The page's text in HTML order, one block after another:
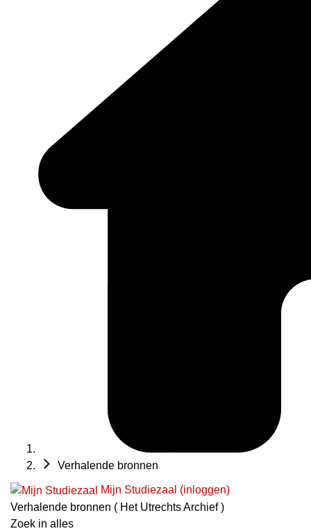
Verhalende bronnen
Mijn Studiezaal (inloggen)
Verhalende bronnen ( Het Utrechts Archief )
Zoek in alles